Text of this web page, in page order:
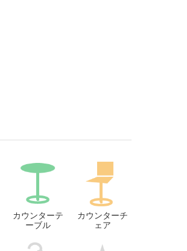
カウンターテ
ーブル
カウンターチ
ェア